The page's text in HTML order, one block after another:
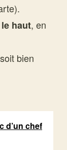
haut, en
bien
d’un chef